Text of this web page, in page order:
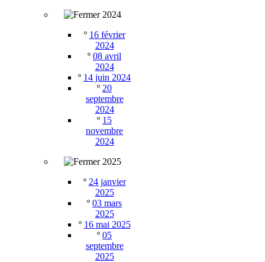
2024
º 16 février
2024
º 08 avril
2024
º 14 juin 2024
º 20
septembre
2024
º 15
novembre
2024
2025
º 24 janvier
2025
º 03 mars
2025
º 16 mai 2025
º 05
septembre
2025